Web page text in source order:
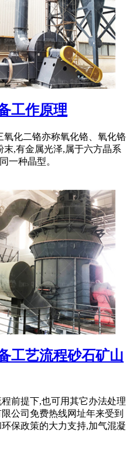
工作原理
化二铬亦称氧化铬、氧化铬
,有金属光泽,属于六方晶系
一种晶型。
工艺流程砂石矿山
前提下,也可用其它办法处理
公司免费热线网址年来受到
保政策的大力支持,加气混凝